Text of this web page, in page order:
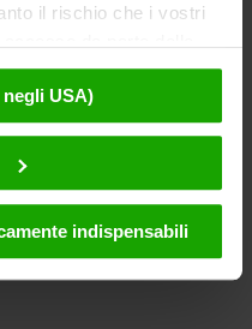
il rischio che i vostri
e monitoraggio a
nei confronti di fornitori
non sussistano misure
Facendo clic su
cookie possano essere
solo in forma
USA)
indispensabili